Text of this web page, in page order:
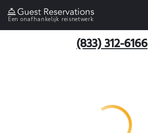
Een onafhankelijk reisnetwerk
(833) 312-6166